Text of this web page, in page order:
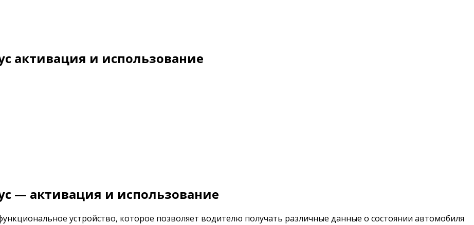
активация и использование
— активация и использование
устройство, которое позволяет водителю получать различные данные о состоянии автомобиля